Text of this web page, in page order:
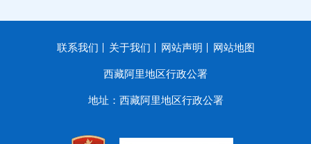
联系我们 关于我们 网站声明 网站地图
西藏阿里地区行政公署
地址：西藏阿里地区行政公署